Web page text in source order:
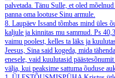
palvetada. Tänu Sulle, et oled
panna oma lootuse Sinu armule.
8. Laupäev Issand tõmbas mind üles
kaljule ja kinnitas mu sammud. Ps 40,3
vaimu poolest, kelles ta läks ja
Jeesus, Sina said kogeda, mida
enesele, vaid kuulutasid
välja, kui peaksime sattuma õuduse